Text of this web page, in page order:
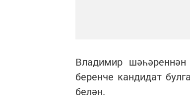
Владимир
беренче кандидат
белән.